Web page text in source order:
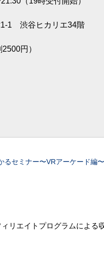
1 渋谷ヒカリエ34階
円）
るセミナー〜VRアーケード編
リエイトプログラムによる